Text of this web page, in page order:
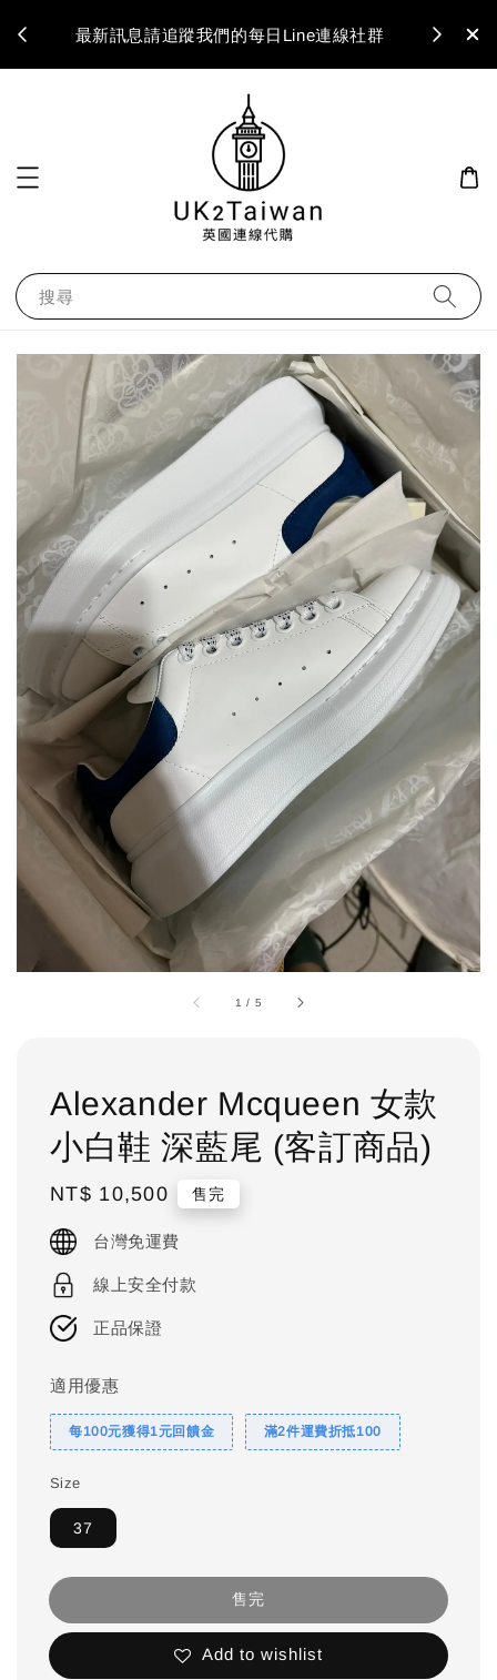
最新訊息請追蹤我們的每日Line連線社群
搜尋
1 / 5
Alexander Mcqueen 女款
小白鞋 深藍尾 (客訂商品)
Regular
price
NT$ 10,500 售完
台灣免運費
線上安全付款
正品保證
適用優惠
每100元獲得1元回饋金 滿2件運費折抵100
Size
37
售完
Add to wishlist